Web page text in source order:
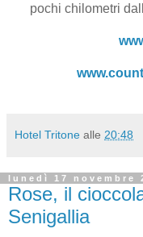
pochi chilometri
Hotel Tritone alle 20:48
lunedì 17 novembre
Rose, il
Senigallia